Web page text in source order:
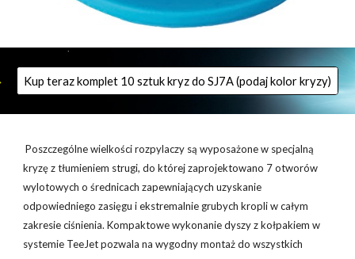
Kup teraz komplet 10 sztuk kryz do SJ7A (podaj kolor kryzy)
Poszczególne wielkości rozpylaczy są wyposażone w specjalną
kryzę z tłumieniem strugi, do której zaprojektowano 7 otworów
wylotowych o średnicach zapewniających uzyskanie
odpowiedniego zasięgu i ekstremalnie grubych kropli w całym
zakresie ciśnienia. Kompaktowe wykonanie dyszy z kołpakiem w
systemie TeeJet pozwala na wygodny montaż do wszystkich